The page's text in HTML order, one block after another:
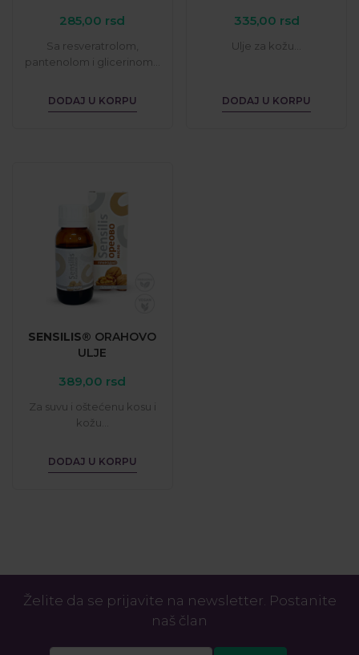
285,00 rsd
Sa resveratrolom,
pantenolom i glicerinom...
DODAJ U KORPU
335,00 rsd
Ulje za kožu...
DODAJ U KORPU
SENSILIS® ORAHOVO
ULJE
389,00 rsd
Za suvu i oštećenu kosu i
kožu...
DODAJ U KORPU
Želite da se prijavite na newsletter. Postanite
naš član